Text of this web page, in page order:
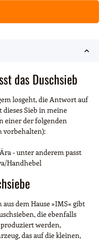
das Duschsieb
losgeht, die Antwort auf
dieses Sieb in meine
einer der folgenden
vorbehalten):
- unter anderem passt
Handhebel
dem Hause »IMS« gibt
die ebenfalls
werden,
das auf die kleinen,